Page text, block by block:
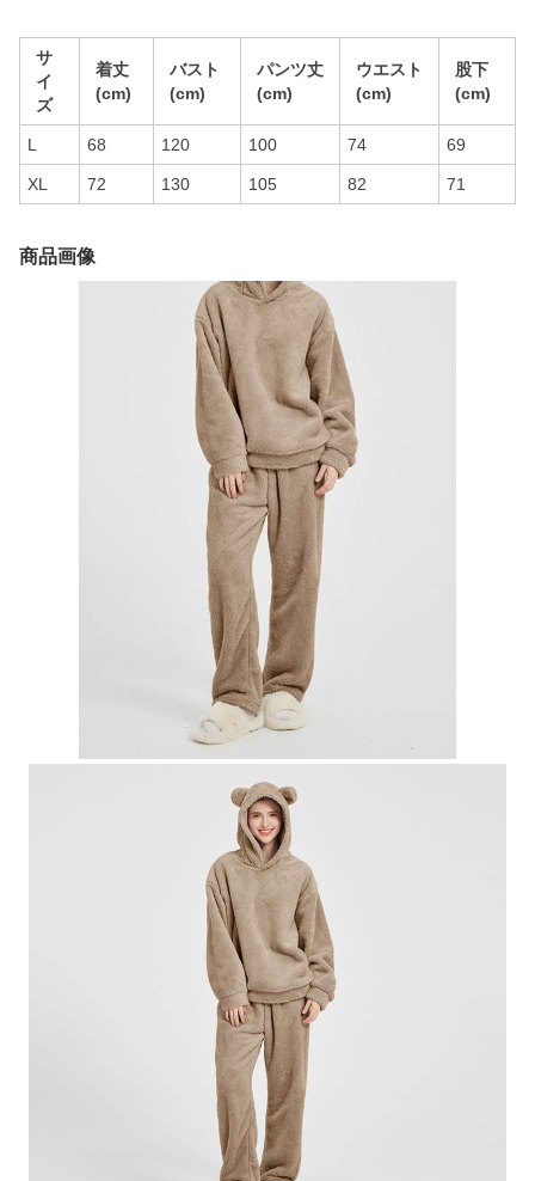
サ
イ
ズ
着丈
(cm)
バスト
(cm)
パンツ丈
(cm)
ウエスト
(cm)
股下
(cm)
L 68 120 100 74 69
XL 72 130 105 82 71
商品画像